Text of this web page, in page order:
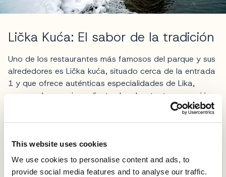
This website uses cookies
We use cookies to personalise content and ads, to
provide social media features and to analyse our traffic.
Lička Kuća: El sabor de la tradición
Uno de los restaurantes más famosos del parque y sus
alrededores es Lička kuća, situado cerca de la entrada
1 y que ofrece auténticas especialidades de Lika,
preparadas con ingredientes locales, tanto en versión
rústico dominado por la madera y los elementos
pasar el día al aire del invierno.